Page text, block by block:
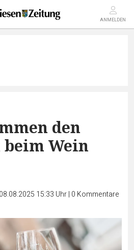
ANMELDEN
den
Wein
08.08.2025 15:33 Uhr| 0 Kommentare